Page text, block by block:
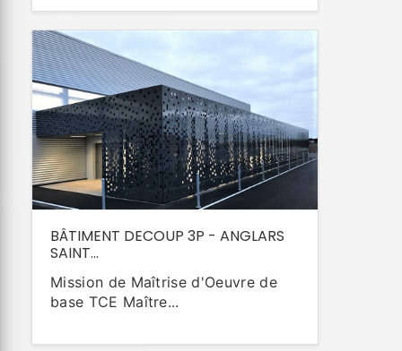
BÂTIMENT DECOUP 3P - ANGLARS
SAINT...
Mission de Maîtrise d'Oeuvre de
base TCE Maître...